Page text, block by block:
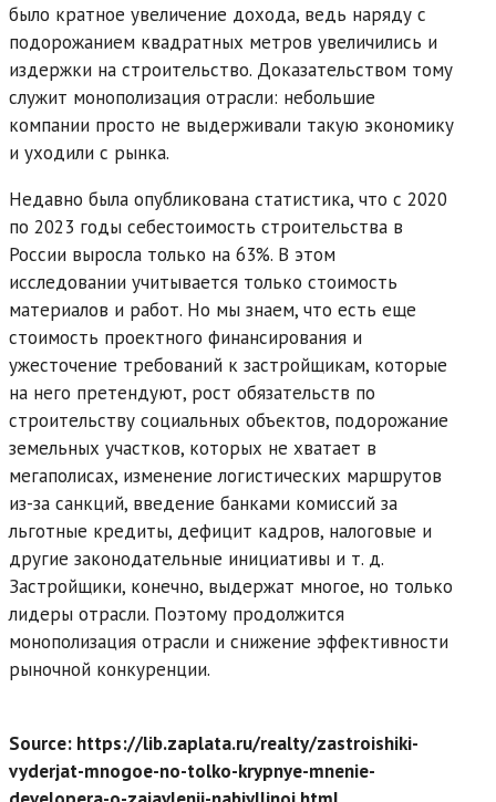
было кратное увеличение дохода, ведь наряду с
подорожанием квадратных метров увеличились и
издержки на строительство. Доказательством тому
служит монополизация отрасли: небольшие
компании просто не выдерживали такую экономику
и уходили с рынка.
Недавно была опубликована статистика, что с 2020
по 2023 годы себестоимость строительства в
России выросла только на 63%. В этом
исследовании учитывается только стоимость
материалов и работ. Но мы знаем, что есть еще
стоимость проектного финансирования и
ужесточение требований к застройщикам, которые
на него претендуют, рост обязательств по
строительству социальных объектов, подорожание
земельных участков, которых не хватает в
мегаполисах, изменение логистических маршрутов
из-за санкций, введение банками комиссий за
льготные кредиты, дефицит кадров, налоговые и
другие законодательные инициативы и т. д.
Застройщики, конечно, выдержат многое, но только
лидеры отрасли. Поэтому продолжится
монополизация отрасли и снижение эффективности
рыночной конкуренции.
Source: https://lib.zaplata.ru/realty/zastroishiki-
vyderjat-mnogoe-no-tolko-krypnye-mnenie-